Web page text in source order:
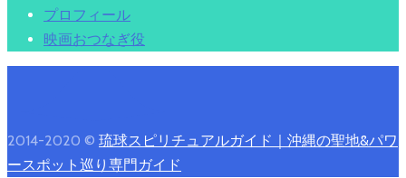
プロフィール
映画おつなぎ役
2014-2020 © 琉球スピリチュアルガイド｜沖縄の聖地&パワ
ースポット巡り専門ガイド